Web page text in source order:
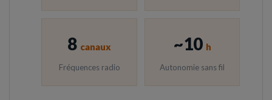
8 canaux
Fréquences radio
~10 h
Autonomie sans fil